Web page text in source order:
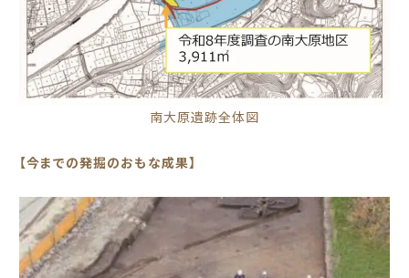
南大原遺跡全体図
【今までの発掘のおもな成果】